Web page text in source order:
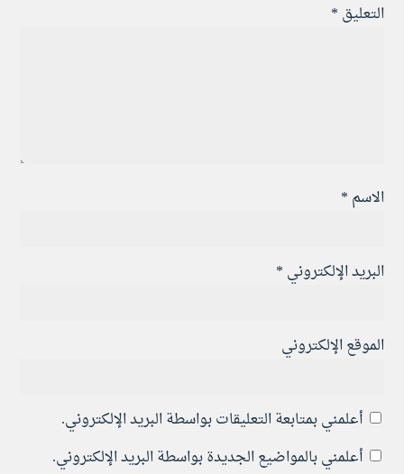
التعليق *
الاسم *
البريد الإلكتروني *
الموقع الإلكتروني
أعلمني بمتابعة التعليقات بواسطة البريد الإلكتروني.
أعلمني بالمواضيع الجديدة بواسطة البريد الإلكتروني.